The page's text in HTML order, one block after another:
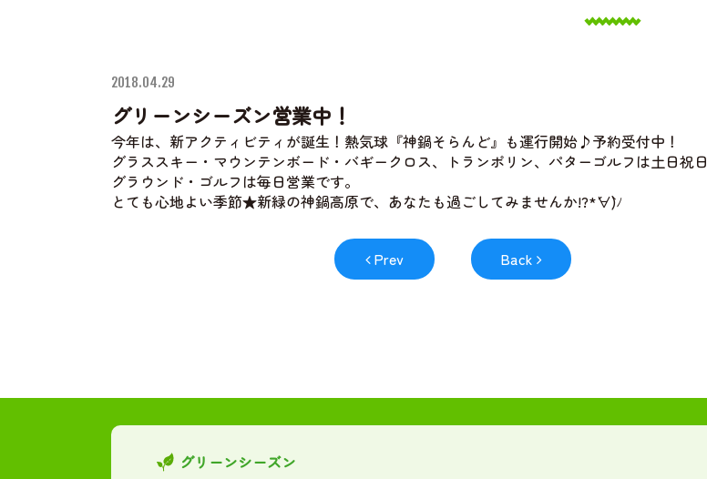
2018.04.29
グリーンシーズン営業中！
今年は、新アクティビティが誕生！熱気球『神鍋そらんど』も運行開始♪予約受付中！
グラススキー・マウンテンボード・バギークロス、トランポリン、パターゴルフは土日祝日
グラウンド・ゴルフは毎日営業です。
とても心地よい季節★新緑の神鍋高原で、あなたも過ごしてみませんか!?*´∀`)ﾉ
Prev Back
グリーンシーズン